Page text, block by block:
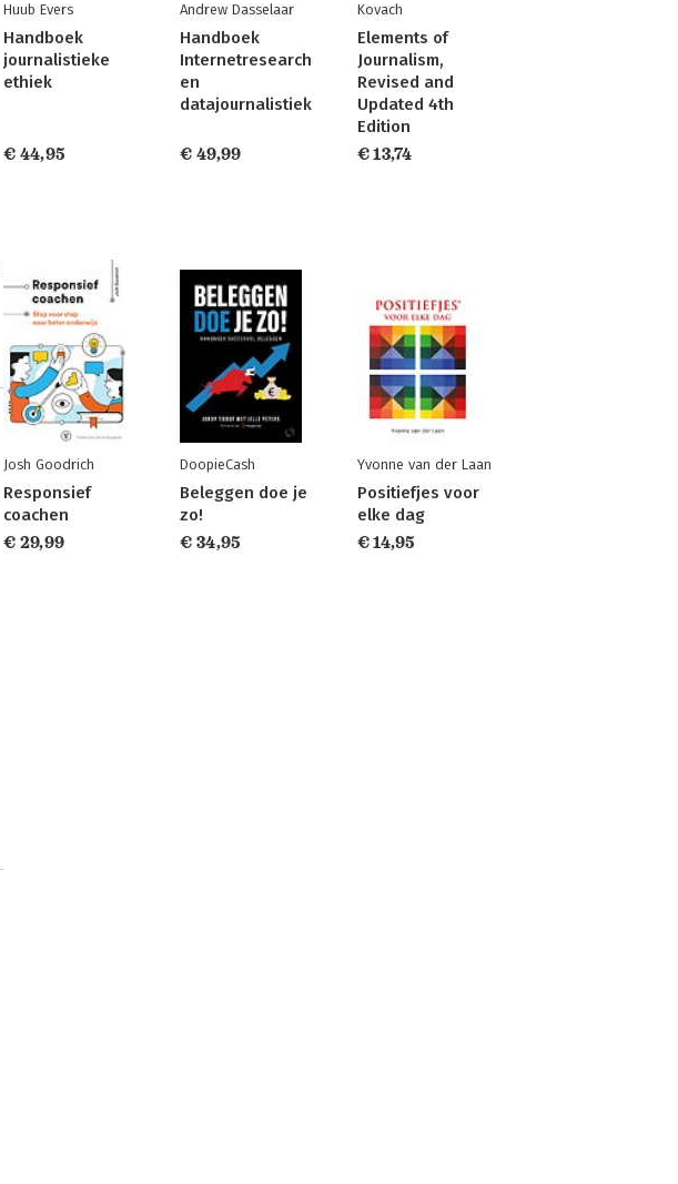
Huub Evers
Handboek
journalistieke
ethiek
€ 44,95
Andrew Dasselaar
Handboek
Internetresearch
en
datajournalistiek
€ 49,99
Kovach
Elements of
Journalism,
Revised and
Updated 4th
Edition
€ 13,74
Josh Goodrich
Responsief
coachen
€ 29,99
DoopieCash
Beleggen doe je
zo!
€ 34,95
Yvonne van der Laan
Positiefjes voor
elke dag
€ 14,95